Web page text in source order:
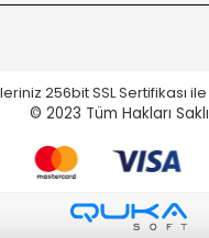
256bit SSL Sertifikası
© 2023 Tüm Hakları